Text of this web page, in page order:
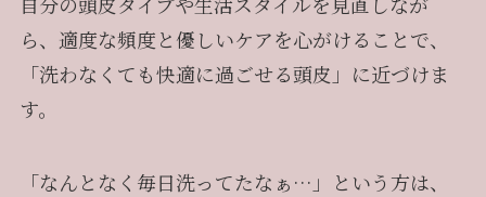
ら、適度な頻度と優しいケアを心がけることで、
「洗わなくても快適に過ごせる頭皮」に近づけま
す。
「なんとなく毎日洗ってたなぁ…」という方は、